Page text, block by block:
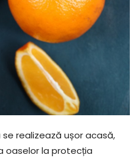
realizează ușor acasă,
oaselor la protecția